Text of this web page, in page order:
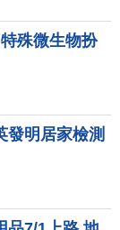
殊微生物扮
發明居家檢測